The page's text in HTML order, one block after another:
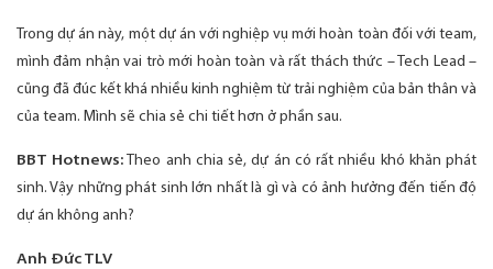
Trong dự án này, một dự án với nghiệp vụ mới hoàn toàn đối với team,
mình đảm nhận vai trò mới hoàn toàn và rất thách thức – Tech Lead –
cũng đã đúc kết khá nhiều kinh nghiệm từ trải nghiệm của bản thân và
của team. Mình sẽ chia sẻ chi tiết hơn ở phần sau.
BBT Hotnews: Theo anh chia sẻ, dự án có rất nhiều khó khăn phát
sinh. Vậy những phát sinh lớn nhất là gì và có ảnh hưởng đến tiến độ
dự án không anh?
Anh Đức TLV